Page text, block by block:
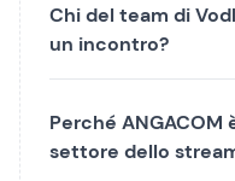
Chi del team di
un incontro?
Perché
settore dello